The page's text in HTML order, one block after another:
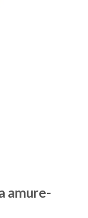
amure-